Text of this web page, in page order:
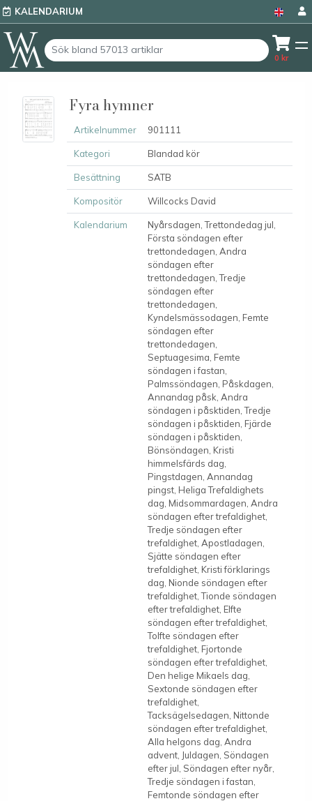
KALENDARIUM
0 kr
Fyra hymner
Artikelnummer 901111
Kategori Blandad kör
Besättning SATB
Kompositör Willcocks David
Kalendarium
Nyårsdagen, Trettondedag jul,
Första söndagen efter
trettondedagen, Andra
söndagen efter
trettondedagen, Tredje
söndagen efter
trettondedagen,
Kyndelsmässodagen, Femte
söndagen efter
trettondedagen,
Septuagesima, Femte
söndagen i fastan,
Palmssöndagen, Påskdagen,
Annandag påsk, Andra
söndagen i påsktiden, Tredje
söndagen i påsktiden, Fjärde
söndagen i påsktiden,
Bönsöndagen, Kristi
himmelsfärds dag,
Pingstdagen, Annandag
pingst, Heliga Trefaldighets
dag, Midsommardagen, Andra
söndagen efter trefaldighet,
Tredje söndagen efter
trefaldighet, Apostladagen,
Sjätte söndagen efter
trefaldighet, Kristi förklarings
dag, Nionde söndagen efter
trefaldighet, Tionde söndagen
efter trefaldighet, Elfte
söndagen efter trefaldighet,
Tolfte söndagen efter
trefaldighet, Fjortonde
söndagen efter trefaldighet,
Den helige Mikaels dag,
Sextonde söndagen efter
trefaldighet,
Tacksägelsedagen, Nittonde
söndagen efter trefaldighet,
Alla helgons dag, Andra
advent, Juldagen, Söndagen
efter jul, Söndagen efter nyår,
Tredje söndagen i fastan,
Femtonde söndagen efter